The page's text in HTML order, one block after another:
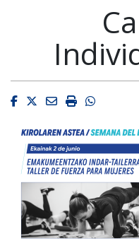
Facebook
Twitter
EmailImprimir